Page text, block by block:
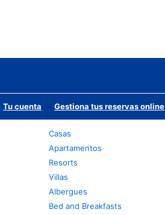
Tu cuenta Gestiona tus reservas online
Casas
Apartamentos
Resorts
Villas
Albergues
Bed and Breakfasts